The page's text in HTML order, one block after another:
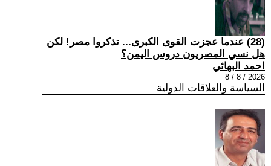
(28) عندما عجزت القوى الكبرى... تذكروا مصر! لكن
هل نسي المصريون دروس اليمن؟
احمد البهائي
2026 / 8 / 8
السياسة والعلاقات الدولية